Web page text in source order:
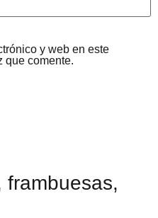
y web en este
que comente.
frambuesas,